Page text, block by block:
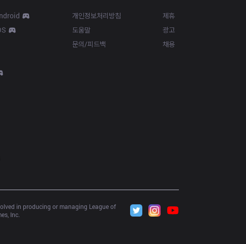
개인정보처리방침
도움말
문의/피드백
제휴
광고
채용
in producing or managing League of
Inc.